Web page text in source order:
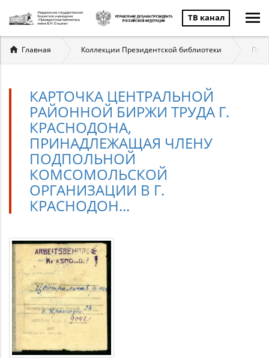
ТВ канал
Вы
здесь
Главная Коллекции Президентской библиотеки
КАРТОЧКА ЦЕНТРАЛЬНОЙ
РАЙОННОЙ БИРЖИ ТРУДА Г.
КРАСНОДОНА,
ПРИНАДЛЕЖАЩАЯ ЧЛЕНУ
ПОДПОЛЬНОЙ
КОМСОМОЛЬСКОЙ
ОРГАНИЗАЦИИ В Г.
КРАСНОДОН...